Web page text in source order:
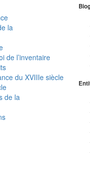
la
de l’inventaire
du XVIIIe siècle
de la